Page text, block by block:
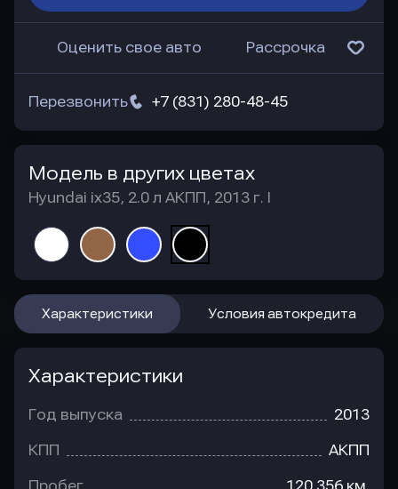
Оценить свое авто Рассрочка
+7 (831) 280-48-45
Перезвонить
Модель в других цветах
Hyundai ix35, 2.0 л АКПП, 2013 г. I
Характеристики Условия автокредита
Характеристики
Год выпуска 2013
КПП АКПП